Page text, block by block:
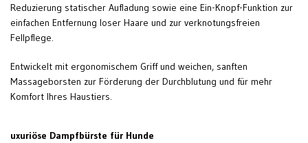
Reduzierung statischer Aufladung sowie eine Ein-Knopf-Funktion zur
einfachen Entfernung loser Haare und zur verknotungsfreien
Fellpflege.
Entwickelt mit ergonomischem Griff und weichen, sanften
Massageborsten zur Förderung der Durchblutung und für mehr
Komfort Ihres Haustiers.
uxuriöse Dampfbürste für Hunde